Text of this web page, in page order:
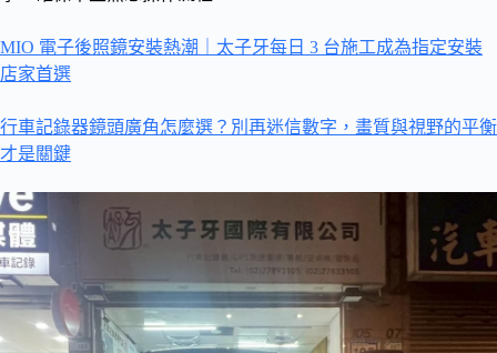
MIO 電子後照鏡安裝熱潮｜太子牙每日 3 台施工成為指定安裝
店家首選
行車記錄器鏡頭廣角怎麼選？別再迷信數字，畫質與視野的平衡
才是關鍵